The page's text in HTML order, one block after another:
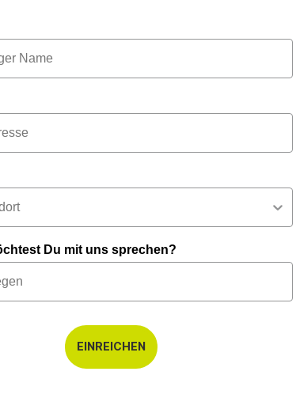
Du mit uns sprechen?
EINREICHEN